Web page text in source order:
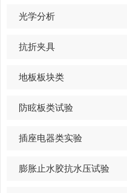
光学分析
抗折夹具
地板板块类
防眩板类试验
插座电器类实验
膨胀止水胶抗水压试验